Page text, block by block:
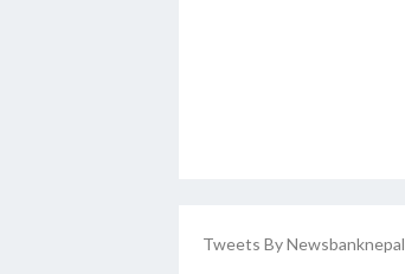
Tweets By Newsbanknepal